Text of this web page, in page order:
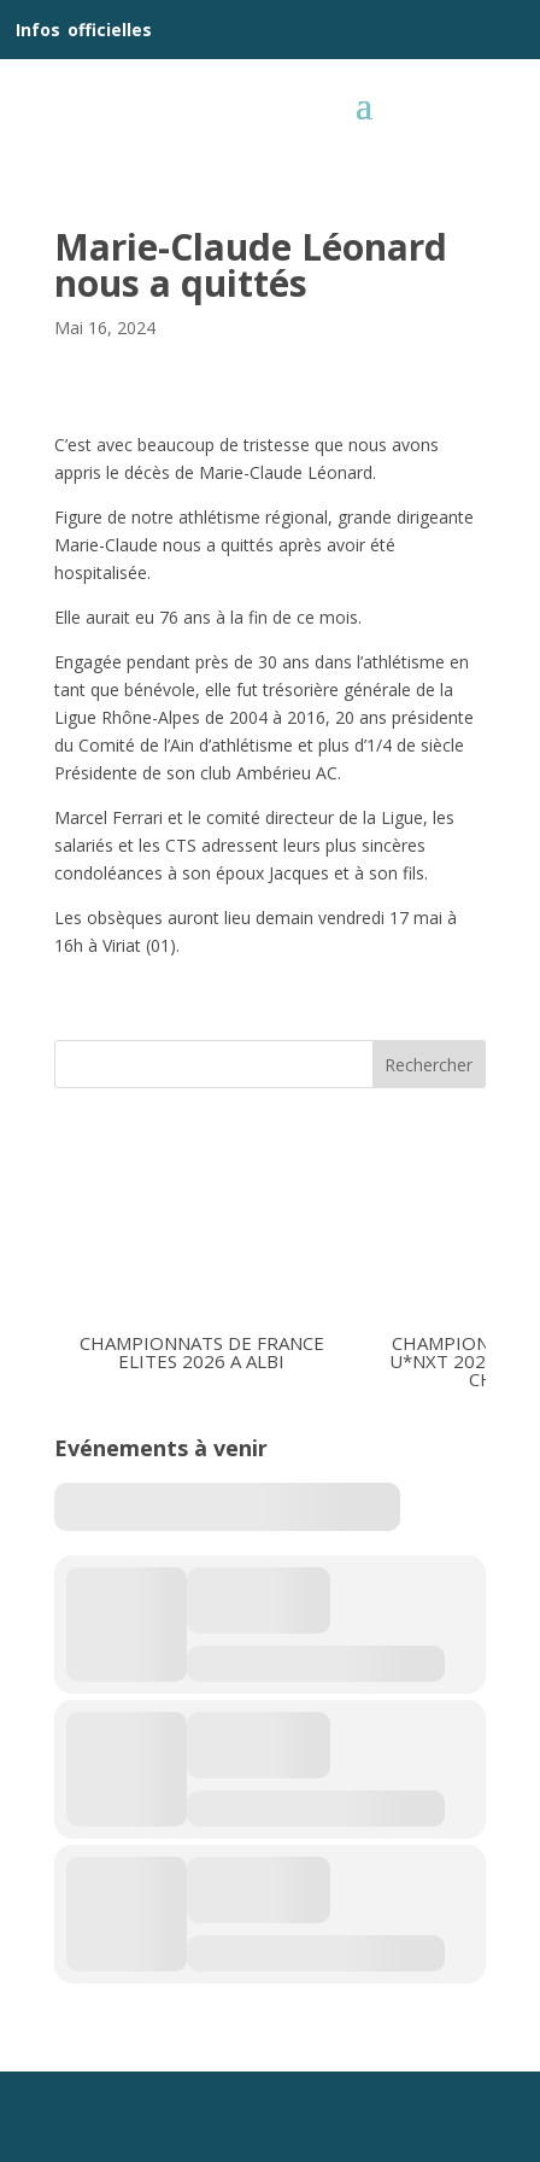
Infos officielles
Marie-Claude Léonard
nous a quittés
Mai 16, 2024
C’est avec beaucoup de tristesse que nous avons
appris le décès de Marie-Claude Léonard.
Figure de notre athlétisme régional, grande dirigeante
Marie-Claude nous a quittés après avoir été
hospitalisée.
Elle aurait eu 76 ans à la fin de ce mois.
Engagée pendant près de 30 ans dans l’athlétisme en
tant que bénévole, elle fut trésorière générale de la
Ligue Rhône-Alpes de 2004 à 2016, 20 ans présidente
du Comité de l’Ain d’athlétisme et plus d’1/4 de siècle
Présidente de son club Ambérieu AC.
Marcel Ferrari et le comité directeur de la Ligue, les
salariés et les CTS adressent leurs plus sincères
condoléances à son époux Jacques et à son fils.
Les obsèques auront lieu demain vendredi 17 mai à
16h à Viriat (01).
Rechercher
CHAMPIONNATS DE FRANCE
ELITES 2026 A ALBI
CHAMPIONNATS
U*NXT 2026 16-
Evénements à venir